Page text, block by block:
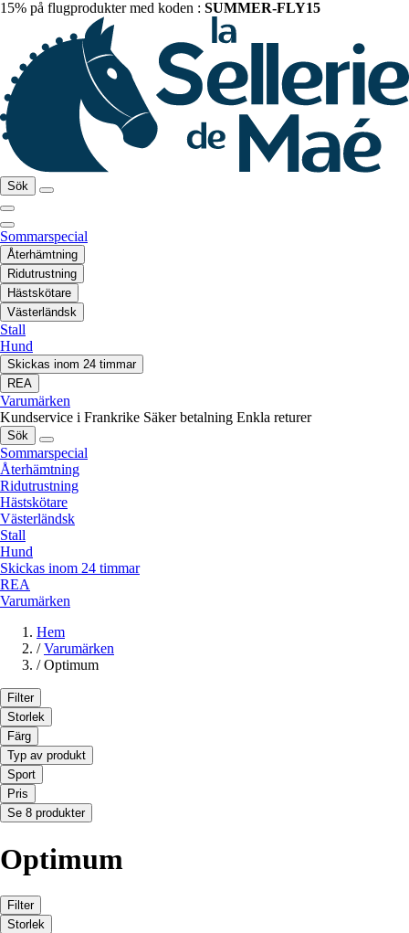
15% på flugprodukter med koden : SUMMER-FLY15
Sök
Sommarspecial
Återhämtning
Ridutrustning
Hästskötare
Västerländsk
Stall
Hund
Skickas inom 24 timmar
REA
Varumärken
Kundservice i Frankrike Säker betalning Enkla returer
Sök
Sommarspecial
Återhämtning
Ridutrustning
Hästskötare
Västerländsk
Stall
Hund
Skickas inom 24 timmar
REA
Varumärken
Hem
/ Varumärken
/ Optimum
Filter
Storlek
Färg
Typ av produkt
Sport
Pris
Se 8 produkter
Optimum
Filter
Storlek